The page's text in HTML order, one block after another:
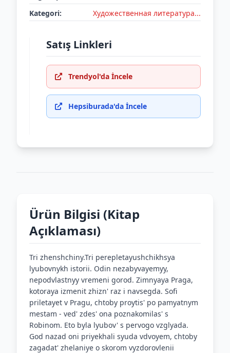
Kategori:
Художественная литература...
Satış Linkleri
Trendyol'da İncele
Hepsiburada'da İncele
Ürün Bilgisi (Kitap
Açıklaması)
Tri zhenshchiny.Tri perepletayushchikhsya
lyubovnykh istorii. Odin nezabyvayemyy,
nepodvlastnyy vremeni gorod. Zimnyaya Praga,
kotoraya izmenit zhizn' raz i navsegda. Sofi
priletayet v Pragu, chtoby proytis' po pamyatnym
mestam - ved' zdes' ona poznakomilas' s
Robinom. Eto byla lyubov' s pervogo vzglyada.
God nazad oni priyekhali syuda vdvoyem, chtoby
zagadat' zhelaniye o skorom vyzdorovlenii